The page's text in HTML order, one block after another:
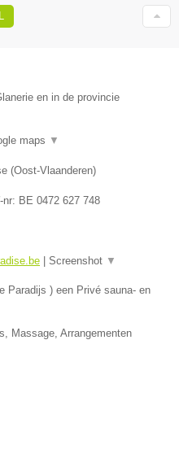
en in de provincie
maps ▼
(Oost-Vlaanderen)
nr: BE 0472 627 748
| Screenshot ▼
Paradijs ) een Privé sauna- en
Massage, Arrangementen